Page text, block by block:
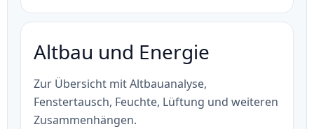
Altbau und Energie
Zur Übersicht mit Altbauanalyse,
Fenstertausch, Feuchte, Lüftung und weiteren
Zusammenhängen.